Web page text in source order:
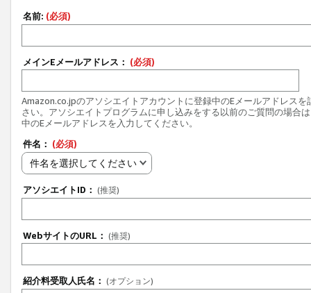
名前: (必須)
メインEメールアドレス： (必須)
Amazon.co.jpのアソシエイトアカウントに登録中のEメールアドレスを
さい。アソシエイトプログラムに申し込みをする以前のご質問の場合
中のEメールアドレスを入力してください。
件名： (必須)
件名を選択してください
アソシエイトID： (推奨)
WebサイトのURL： (推奨)
紹介料受取人氏名： (オプション)